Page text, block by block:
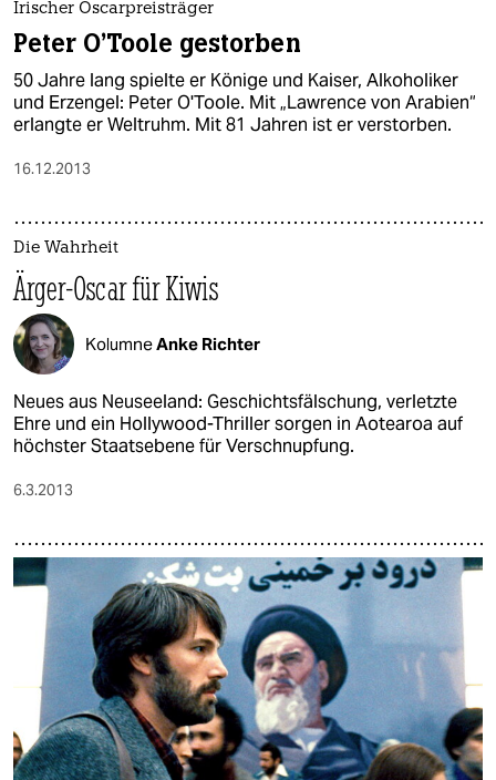
Irischer Oscarpreisträger
Peter O'Toole gestorben
50 Jahre lang spielte er Könige und Kaiser, Alkoholiker
und Erzengel: Peter O'Toole. Mit „Lawrence von Arabien“
erlangte er Weltruhm. Mit 81 Jahren ist er verstorben.
16.12.2013
Die Wahrheit
Ärger-Oscar für Kiwis
KolumneAnke Richter
Neues aus Neuseeland: Geschichtsfälschung, verletzte
Ehre und ein Hollywood-Thriller sorgen in Aotearoa auf
höchster Staatsebene für Verschnupfung.
6.3.2013